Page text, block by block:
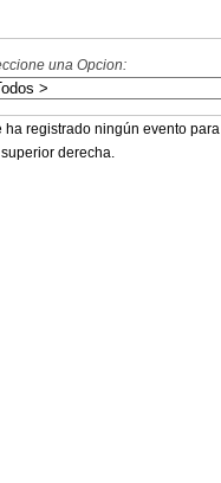
una Opcion:
ha registrado ningún evento
derecha.